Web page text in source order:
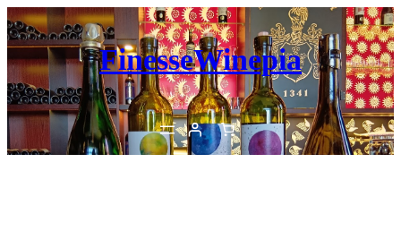
内
容
を
ス
キ
ッ
プ
FinesseWinepia